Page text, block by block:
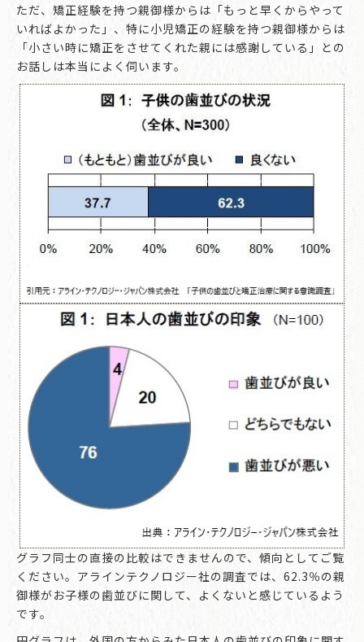
ただ、矯正経験を持つ親御様からは「もっと早くからやって
いればよかった」、特に小児矯正の経験を持つ親御様からは
「小さい時に矯正をさせてくれた親には感謝している」との
お話しは本当によく伺います。
グラフ同士の直接の比較はできませんので、傾向としてご覧
ください。アラインテクノロジー社の調査では、62.3％の親
御様がお子様の歯並びに関して、よくないと感じているよう
です。